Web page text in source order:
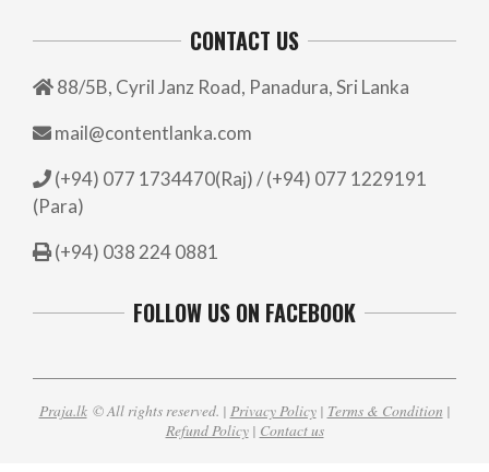
CONTACT US
88/5B, Cyril Janz Road, Panadura, Sri Lanka
mail@contentlanka.com
(+94) 077 1734470(Raj) / (+94) 077 1229191
(Para)
(+94) 038 224 0881
FOLLOW US ON FACEBOOK
Praja.lk© All rights reserved. | Privacy Policy| Terms & Condition |
Refund Policy| Contact us